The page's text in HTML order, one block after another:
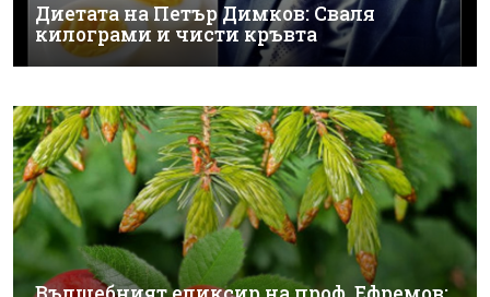
Диетата на Петър Димков: Сваля
килограми и чисти кръвта